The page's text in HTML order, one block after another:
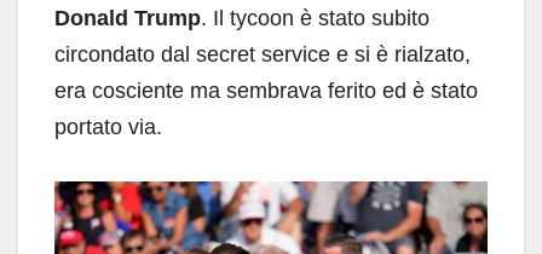
Donald Trump. Il tycoon è stato subito
circondato dal secret service e si è rialzato,
era cosciente ma sembrava ferito ed è stato
portato via.